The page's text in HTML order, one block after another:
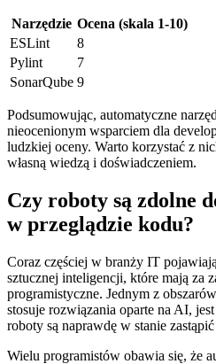
Narzędzie Ocena (skala 1-10)
ESLint
8
Pylint
7
SonarQube 9
Podsumowując, automatyczne
nieocenionym ​wsparciem dla
ludzkiej oceny. Warto⁢ korzystać z
własną wiedzą​ i doświadczeniem.
Czy roboty są zdolne
w przeglądzie kodu?
Coraz częściej w branży IT
sztucznej inteligencji, które mają za
programistyczne. ⁤Jednym z
stosuje rozwiązania oparte‌ na AI,
roboty są‌ naprawdę w stanie
Wielu programistów obawia​ się, że